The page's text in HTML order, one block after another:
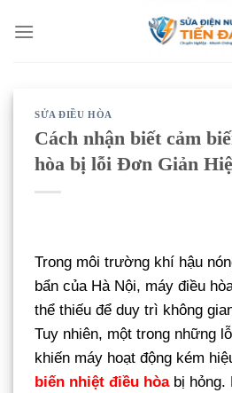
qua
SỬA ĐIỀU HÒA
Cách nhận biết cảm
hòa bị lỗi Đơn Giản
Trong môi trường khí hậu
bẩn của Hà Nội, máy điều
thể thiếu để duy trì không
Tuy nhiên, một trong những
khiến máy hoạt động kém
biến nhiệt điều hòabị hỏng.